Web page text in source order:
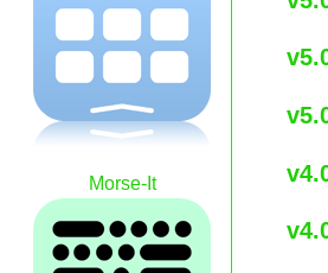
Morse-It